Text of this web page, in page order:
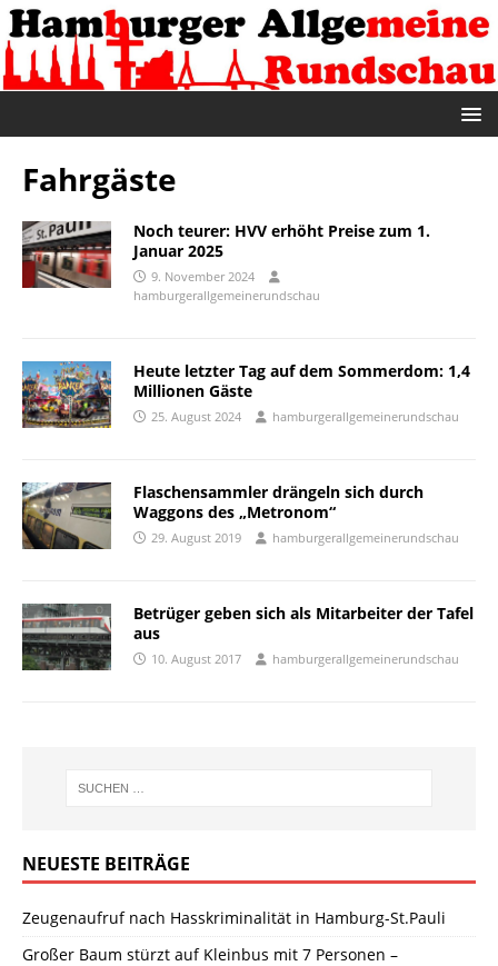
Fahrgäste
Noch teurer: HVV erhöht Preise zum 1.
Januar 2025
9. November 2024
hamburgerallgemeinerundschau
Heute letzter Tag auf dem Sommerdom: 1,4
Millionen Gäste
25. August 2024 hamburgerallgemeinerundschau
Flaschensammler drängeln sich durch
Waggons des „Metronom“
29. August 2019 hamburgerallgemeinerundschau
Betrüger geben sich als Mitarbeiter der Tafel
aus
10. August 2017 hamburgerallgemeinerundschau
NEUESTE BEITRÄGE
Zeugenaufruf nach Hasskriminalität in Hamburg-St.Pauli
Großer Baum stürzt auf Kleinbus mit 7 Personen –